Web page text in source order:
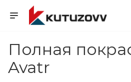
Полная
Avatr